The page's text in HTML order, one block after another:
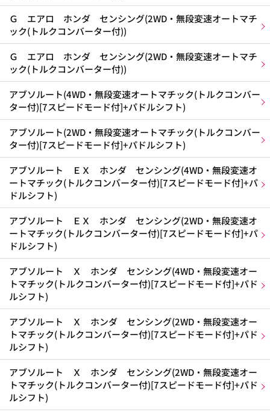
Ｇ エアロ ホンダ センシング(2WD・無段変速オートマチ
ック(トルクコンバーター付))
Ｇ エアロ ホンダ センシング(2WD・無段変速オートマチ
ック(トルクコンバーター付))
アブソルート(4WD・無段変速オートマチック(トルクコンバー
ター付)[7スピードモード付]+パドルシフト)
アブソルート(2WD・無段変速オートマチック(トルクコンバー
ター付)[7スピードモード付]+パドルシフト)
アブソルート ＥＸ ホンダ センシング(4WD・無段変速オ
ートマチック(トルクコンバーター付)[7スピードモード付]+パ
ドルシフト)
アブソルート ＥＸ ホンダ センシング(2WD・無段変速オ
ートマチック(トルクコンバーター付)[7スピードモード付]+パ
ドルシフト)
アブソルート Ｘ ホンダ センシング(4WD・無段変速オー
トマチック(トルクコンバーター付)[7スピードモード付]+パド
ルシフト)
アブソルート Ｘ ホンダ センシング(2WD・無段変速オー
トマチック(トルクコンバーター付)[7スピードモード付]+パド
ルシフト)
アブソルート Ｘ ホンダ センシング(2WD・無段変速オー
トマチック(トルクコンバーター付)[7スピードモード付]+パド
ルシフト)